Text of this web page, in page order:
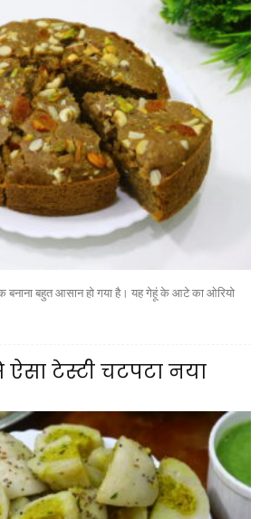
बहुत आसान हो गया है। यह गेहूं के आटे का ओरियो
टेस्टी चटपटा नया